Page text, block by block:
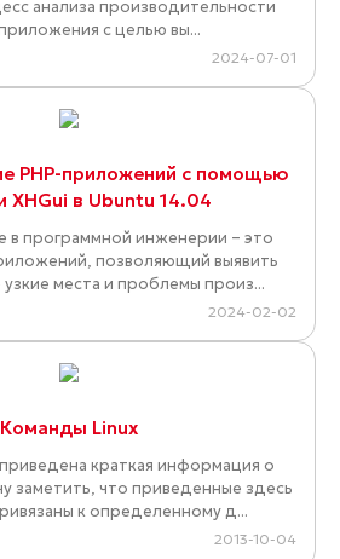
анализа производительности
с целью вы...
2024-07-01
PHP-приложений с помощью
XHGui в Ubuntu 14.04
в программной инженерии – это
позволяющий выявить
места и проблемы произ...
2024-02-02
Команды Linux
краткая информация о
заметить, что приведенные здесь
к определенному д...
2013-10-04